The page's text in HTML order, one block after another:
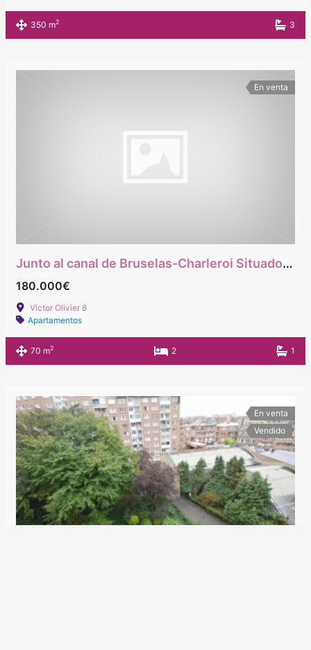
350 m2 3
En venta
Junto al canal de Bruselas-Charleroi Situado en el octavo piso sin vistas con terraza
180.000€
Victor Olivier 8
Apartamentos
70 m2 2 1
En venta
Vendido